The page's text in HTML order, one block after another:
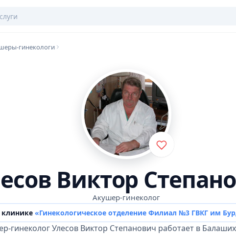
гинекологи
Виктор
Акушер-гинеколог
клинике «Гинекологическое отделение Филиал №3 ГВКГ им
гинеколог Улесов Виктор Степанович работает в